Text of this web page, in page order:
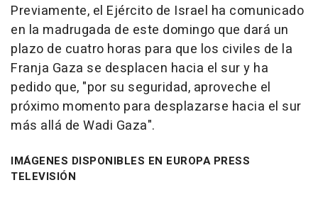
Previamente, el Ejército de Israel ha comunicado
en la madrugada de este domingo que dará un
plazo de cuatro horas para que los civiles de la
Franja Gaza se desplacen hacia el sur y ha
pedido que, "por su seguridad, aproveche el
próximo momento para desplazarse hacia el sur
más allá de Wadi Gaza".
IMÁGENES DISPONIBLES EN EUROPA PRESS
TELEVISIÓN